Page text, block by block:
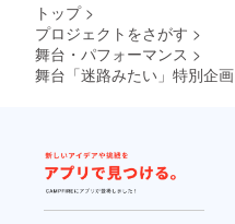
トップ >
プロジェクトをさがす >
舞台・パフォーマンス >
舞台「迷路みたい」特別企画